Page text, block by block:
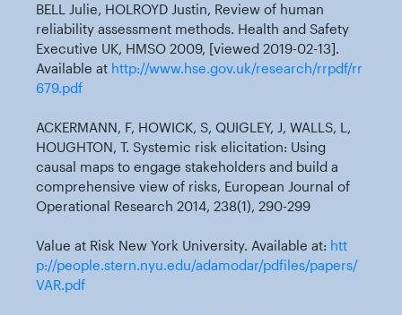
BELL Julie, HOLROYD Justin, Review of human
reliability assessment methods. Health and Safety
Executive UK, HMSO 2009, [viewed 2019-02-13].
Available at http://www.hse.gov.uk/research/rrpdf/rr
679.pdf
ACKERMANN, F, HOWICK, S, QUIGLEY, J, WALLS, L,
HOUGHTON, T. Systemic risk elicitation: Using
causal maps to engage stakeholders and build a
comprehensive view of risks, European Journal of
Operational Research 2014, 238(1), 290-299
Value at Risk New York University. Available at: htt
p://people.stern.nyu.edu/adamodar/pdfiles/papers/
VAR.pdf